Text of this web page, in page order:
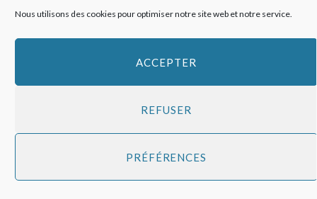
Nous utilisons des cookies pour optimiser notre site web et notre service.
ACCEPTER
REFUSER
PRÉFÉRENCES
Application Pour nourrir demain